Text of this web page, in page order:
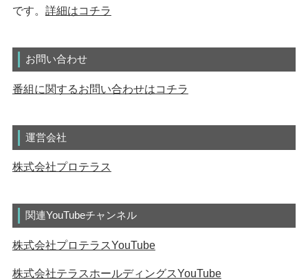
です。 詳細はコチラ
お問い合わせ
番組に関するお問い合わせはコチラ
運営会社
株式会社プロテラス
関連YouTubeチャンネル
株式会社プロテラスYouTube
株式会社テラスホールディングスYouTube